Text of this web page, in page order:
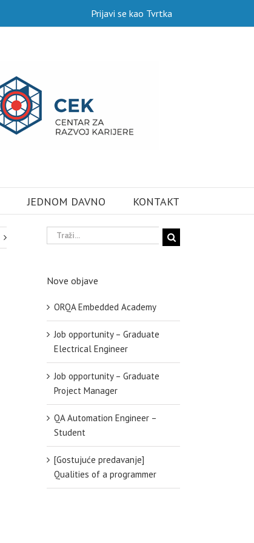
Prijavi se kao Tvrtka
JEDNOM DAVNO KONTAKT
Traži...
Nove objave
ORQA Embedded Academy
Job opportunity – Graduate
Electrical Engineer
Job opportunity – Graduate
Project Manager
QA Automation Engineer –
Student
[Gostujuće predavanje]
Qualities of a programmer